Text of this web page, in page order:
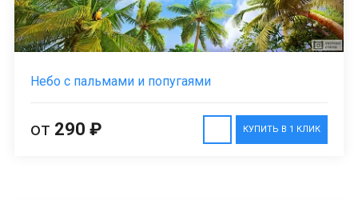
Небо с пальмами и попугаями
КУПИТЬ В 1 КЛИК
от 290 ₽